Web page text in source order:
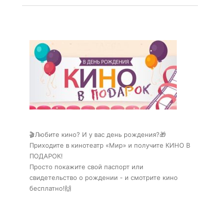
🎬Любите кино? И у вас день рождения?🎁
Приходите в кинотеатр «Мир» и получите КИНО В
ПОДАРОК!
Просто покажите свой паспорт или
свидетельство о рождении - и смотрите кино
бесплатно!🙌